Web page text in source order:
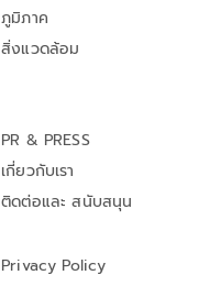
ภูมิภาค
สิ่งแวดล้อม
PR & PRESS
เกี่ยวกับเรา
ติดต่อและ สนับสนุน
Privacy Policy